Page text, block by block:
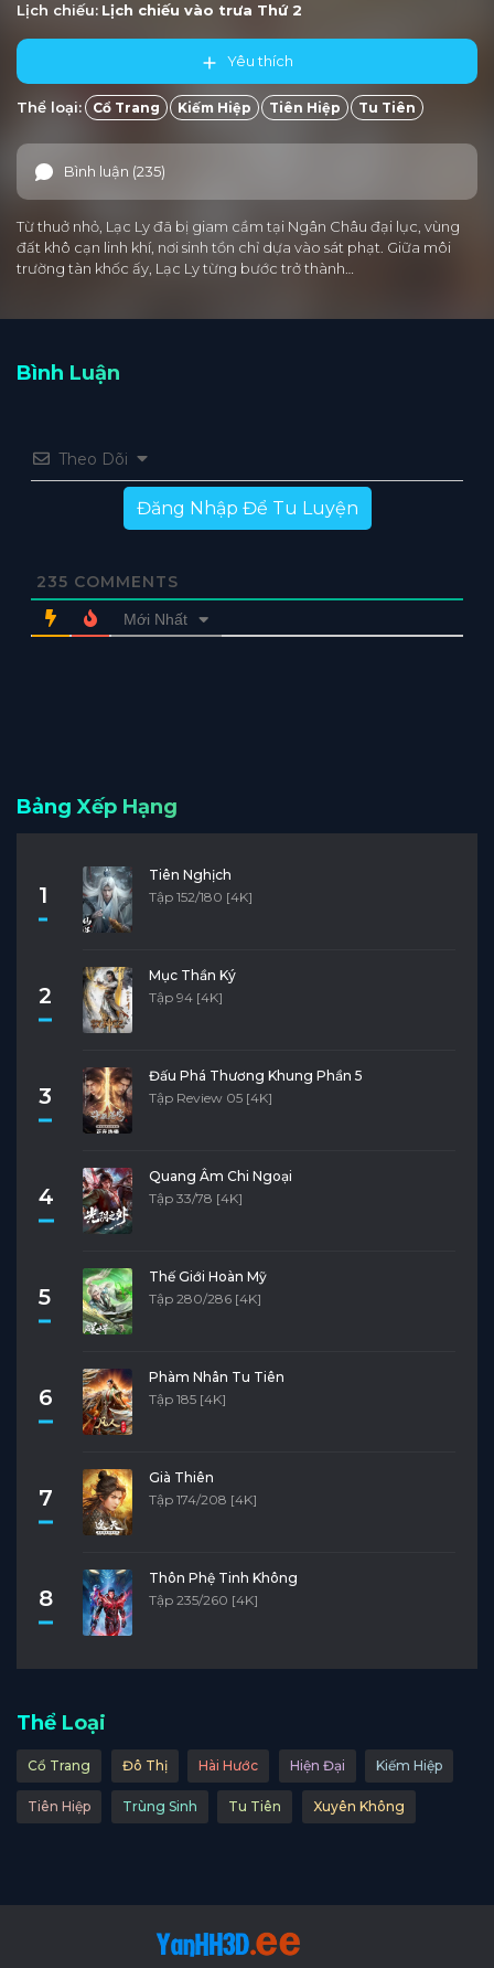
Lịch chiếu: Lịch chiếu vào trưa Thứ 2
Yêu thích
Thể loại: Cổ Trang Kiếm Hiệp Tiên Hiệp Tu Tiên
Bình luận (235)
Từ thuở nhỏ, Lạc Ly đã bị giam cầm tại Ngân Châu đại lục, vùng
đất khô cạn linh khí, nơi sinh tồn chỉ dựa vào sát phạt. Giữa môi
trường tàn khốc ấy, Lạc Ly từng bước trở thành…
Bình Luận
Theo Dõi
Đăng Nhập Để Tu Luyện
235 COMMENTS
Mới Nhất
Bảng Xếp Hạng
1
Tiên Nghịch
Tập 152/180 [4K]
2
Mục Thần Ký
Tập 94 [4K]
3
Đấu Phá Thương Khung Phần 5
Tập Review 05 [4K]
4
Quang Âm Chi Ngoại
Tập 33/78 [4K]
5
Thế Giới Hoàn Mỹ
Tập 280/286 [4K]
6
Phàm Nhân Tu Tiên
Tập 185 [4K]
7
Già Thiên
Tập 174/208 [4K]
8
Thôn Phệ Tinh Không
Tập 235/260 [4K]
Thể Loại
Cổ Trang Đô Thị Hài Hước Hiện Đại Kiếm Hiệp
Tiên Hiệp Trùng Sinh Tu Tiên Xuyên Không